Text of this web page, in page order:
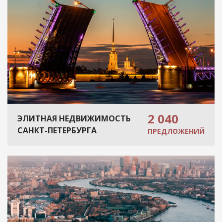
ЭЛИТНАЯ НЕДВИЖИМОСТЬ
САНКТ-ПЕТЕРБУРГА
2 040
ПРЕДЛОЖЕНИЙ